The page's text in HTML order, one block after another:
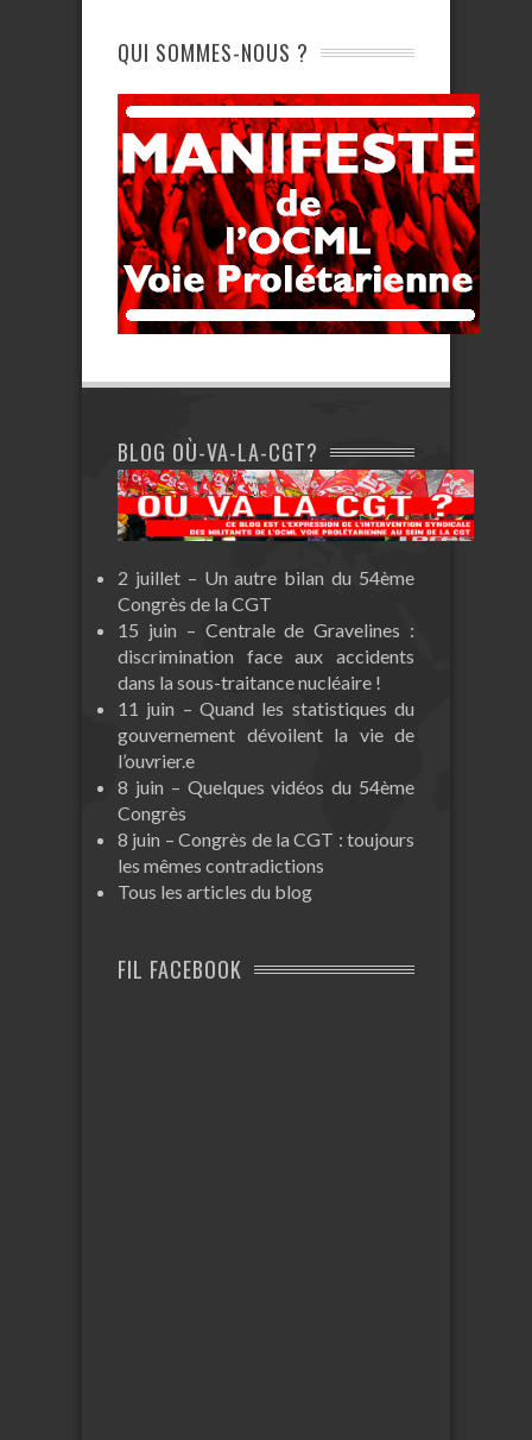
QUI SOMMES-NOUS ?
BLOG OÙ-VA-LA-CGT?
2 juillet – Un autre bilan du 54ème
Congrès de la CGT
15 juin – Centrale de Gravelines :
discrimination face aux accidents
dans la sous-traitance nucléaire !
11 juin – Quand les statistiques du
gouvernement dévoilent la vie de
l’ouvrier.e
8 juin – Quelques vidéos du 54ème
Congrès
8 juin – Congrès de la CGT : toujours
les mêmes contradictions
Tous les articles du blog
FIL FACEBOOK